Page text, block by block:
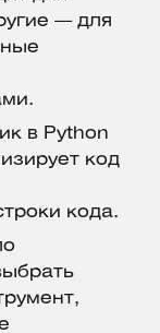
— для
в Python
код
кода.